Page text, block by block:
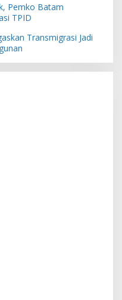
Pemko Batam
TPID
Transmigrasi Jadi